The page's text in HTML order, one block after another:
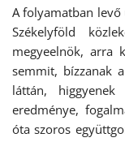
A folyamatban levő
Székelyföld
megyeelnök, arra
semmit, bízzanak
láttán,
eredménye,
óta szoros